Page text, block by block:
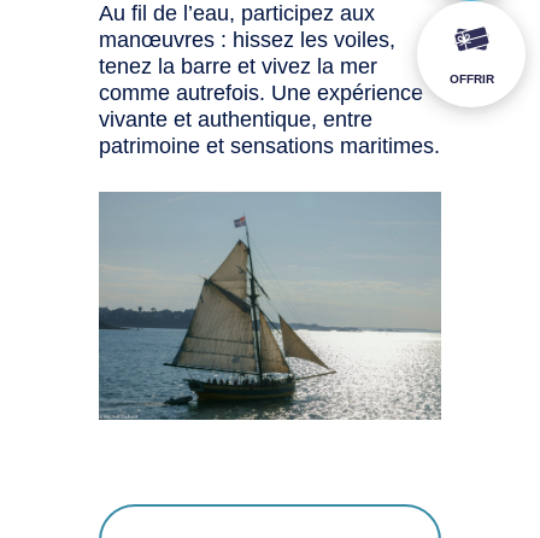
Au fil de l’eau, participez aux
manœuvres : hissez les voiles,
tenez la barre et vivez la mer
comme autrefois. Une expérience
vivante et authentique, entre
patrimoine et sensations maritimes.
OFFRIR